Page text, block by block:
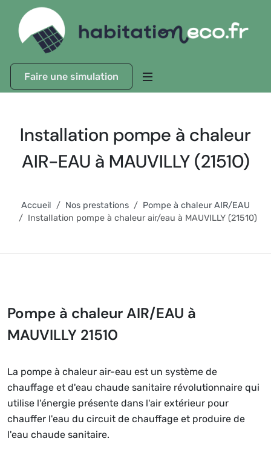
Faire une simulation
Installation pompe à chaleur
AIR-EAU à MAUVILLY (21510)
Accueil Nos prestations
Pompe à chaleur AIR/EAU
Installation pompe à chaleur air/eau à MAUVILLY (21510)
Pompe à chaleur AIR/EAU à
MAUVILLY 21510
La pompe à chaleur air-eau est un système de
chauffage et d'eau chaude sanitaire révolutionnaire qui
utilise l'énergie présente dans l'air extérieur pour
chauffer l'eau du circuit de chauffage et produire de
l'eau chaude sanitaire.